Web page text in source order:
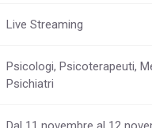
Live Streaming
Psicologi, Psicoterapeuti,
Psichiatri